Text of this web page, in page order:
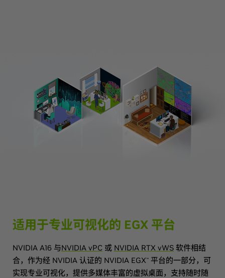
适用于专业可视化的 EGX 平台
NVIDIA A16 与NVIDIA vPC 或 NVIDIA RTX vWS 软件相结
合，作为经 NVIDIA 认证的 NVIDIA EGX™ 平台的一部分，可
实现专业可视化，提供多媒体丰富的虚拟桌面，支持随时随